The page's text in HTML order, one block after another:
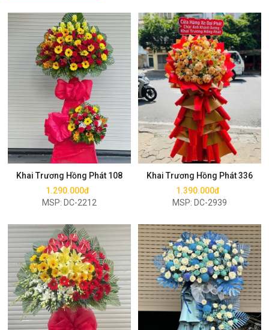
Khai Trương Hồng Phát 108
1.290.000đ
MSP: DC-2212
Mua ngay
Khai Trương Hồng Phát 336
1.390.000đ
MSP: DC-2939
Mua ngay